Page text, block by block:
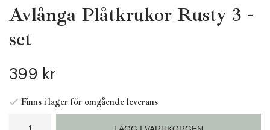
Avlånga Plåtkrukor Rusty 3 -
set
399 kr
Finns i lager för omgående leverans